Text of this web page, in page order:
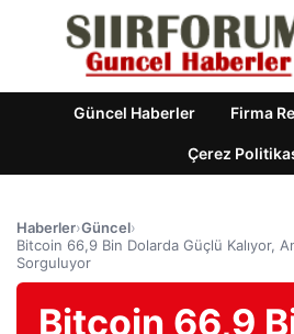
Güncel Haberler Firma
Çerez
Haberler›Güncel›
Bitcoin 66,9 Bin Dolarda Güçlü Kalıyor,
Sorguluyor
Bitcoin 66,9